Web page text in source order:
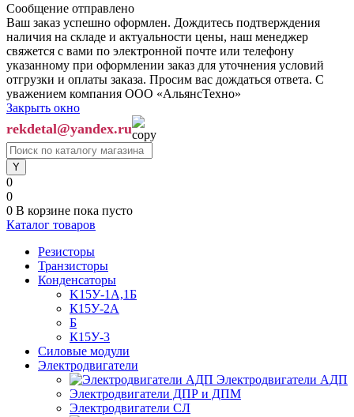
Сообщение отправлено
Ваш заказ успешно оформлен. Дождитесь подтверждения
наличия на складе и актуальности цены, наш менеджер
свяжется с вами по электронной почте или телефону
указанному при оформлении заказ для уточнения условий
отгрузки и оплаты заказа. Просим вас дождаться ответа. С
уважением компания ООО «АльянсТехно»
Закрыть окно
rekdetal@yandex.ru
0
0
0 В корзине пока пусто
Каталог товаров
Резисторы
Транзисторы
Конденсаторы
K15У-1А,1Б
К15У-2А
Б
К15У-3
Силовые модули
Электродвигатели
Электродвигатели АДП
Электродвигатели ДПР и ДПМ
Электродвигатели СЛ